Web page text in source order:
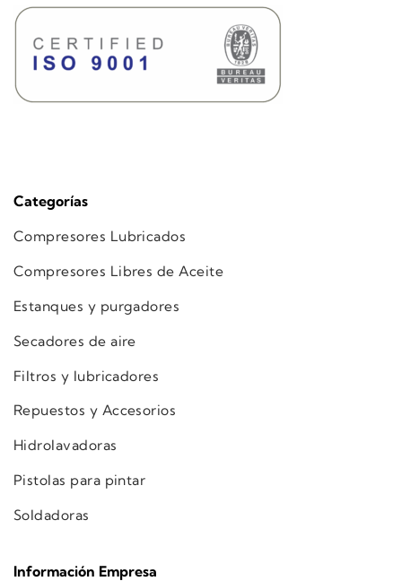
Categorías
Compresores Lubricados
Compresores Libres de Aceite
Estanques y purgadores
Secadores de aire
Filtros y lubricadores
Repuestos y Accesorios
Hidrolavadoras
Pistolas para pintar
Soldadoras
Información Empresa